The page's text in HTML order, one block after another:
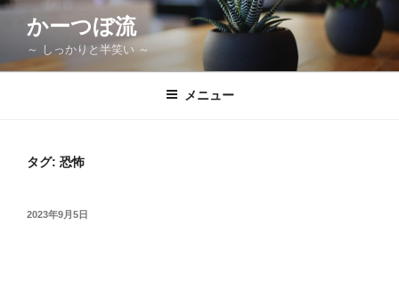
コ
ン
かーつぼ流
～ しっかりと半笑い ～
メニュー
タグ: 恐怖
投
2023年9月5日